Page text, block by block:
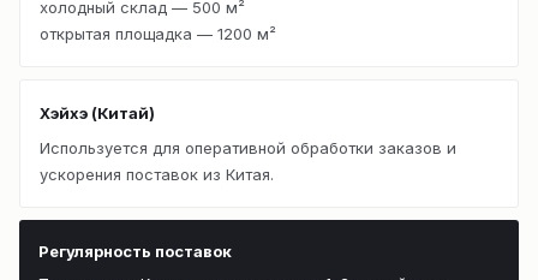
холодный склад — 500 м²
открытая площадка — 1200 м²
Хэйхэ (Китай)
Используется для оперативной обработки заказов и
ускорения поставок из Китая.
Регулярность поставок